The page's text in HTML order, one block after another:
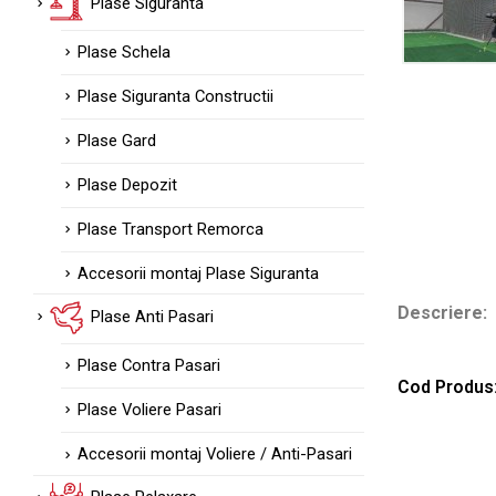
Descriere:
Cod
Plase Schela
Plase Siguranta Constructii
Plase Gard
Plase Depozit
Plase Transport Remorca
Accesorii montaj Plase Siguranta
Plase Anti Pasari
Plase Contra Pasari
Plase Voliere Pasari
Accesorii montaj Voliere / Anti-Pasari